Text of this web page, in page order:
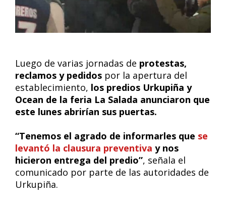
Luego de varias jornadas de protestas,
reclamos y pedidos por la apertura del
establecimiento, los predios Urkupiña y
Ocean de la feria La Salada anunciaron que
este lunes abrirían sus puertas.
“Tenemos el agrado de informarles que se
levantó la clausura preventiva y nos
hicieron entrega del predio”, señala el
comunicado por parte de las autoridades de
Urkupiña.